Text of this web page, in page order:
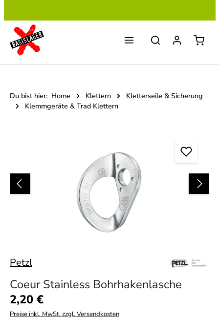
Du bist hier: Home Klettern
Kletterseile & Sicherung
Klemmgeräte & Trad Klettern
Petzl
Coeur Stainless Bohrhakenlasche
Regulärer Preis:
2,20 €
Preise inkl. MwSt. zzgl. Versandkosten